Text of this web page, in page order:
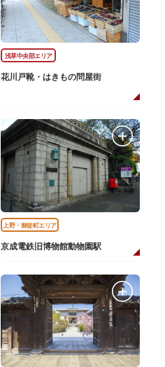
浅草中央部エリア
花川戸靴・はきもの問屋街
上野・御徒町エリア
京成電鉄旧博物館動物園駅